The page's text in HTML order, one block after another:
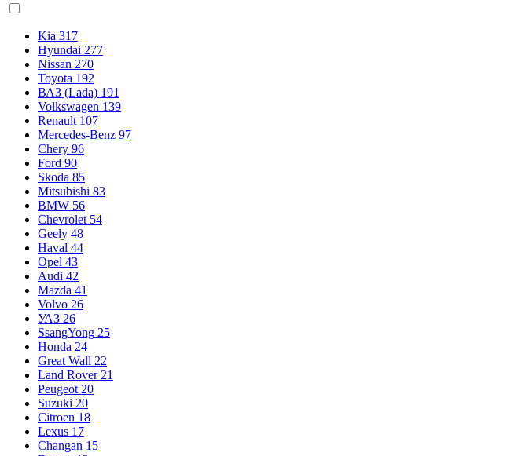
Kia 317
Hyundai 277
Nissan 270
Toyota 192
ВАЗ (Lada) 191
Volkswagen 139
Renault 107
Mercedes-Benz 97
Chery 96
Ford 90
Skoda 85
Mitsubishi 83
BMW 56
Chevrolet 54
Geely 48
Haval 44
Opel 43
Audi 42
Mazda 41
Volvo 26
УАЗ 26
SsangYong 25
Honda 24
Great Wall 22
Land Rover 21
Peugeot 20
Suzuki 20
Citroen 18
Lexus 17
Changan 15